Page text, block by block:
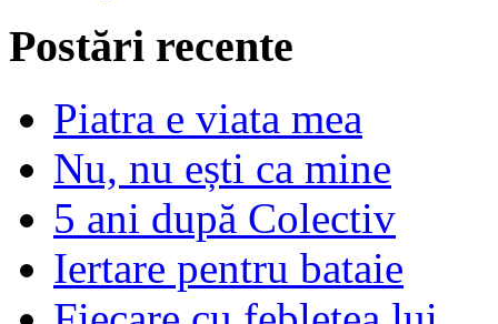
Postări recente
Piatra e viata mea
Nu, nu ești ca mine
5 ani după Colectiv
Iertare pentru bataie